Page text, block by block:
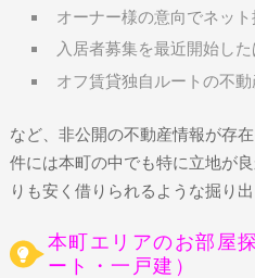
オーナー様の意向でネッ
入居者募集を最近開始し
オフ賃貸独自ルートの不動
など、非公開の不動産情報が存
件には本町の中でも特に立地が
りも安く借りられるような掘り
本町エリアのお部屋
ート・一戸建）